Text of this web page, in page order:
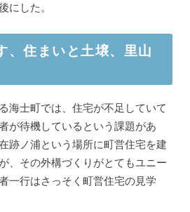
にした。
、住まいと土壌、里山
海士町では、住宅が不足していて
が待機しているという課題があ
跡ノ浦という場所に町営住宅を建
、その外構づくりがとてもユニー
一行はさっそく町営住宅の見学